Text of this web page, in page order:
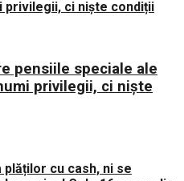
pensiile speciale ale
privilegii, ci niște